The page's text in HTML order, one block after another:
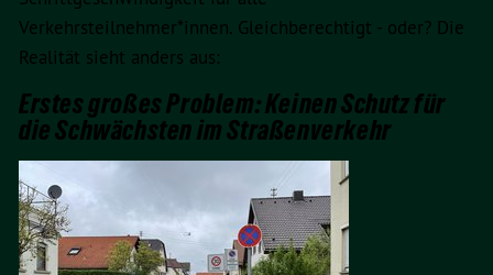
Verkehrsteilnehmer*innen. Gleichberechtigt - oder? Die
Realität sieht anders aus:
Erstes großes Problem: Keinen Schutz für
die Schwächsten im Straßenverkehr